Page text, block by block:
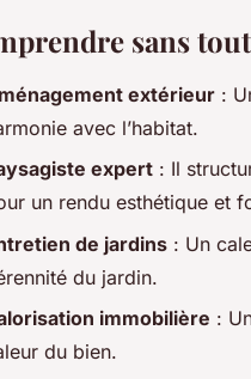
sans
extérieur :
avec l’habitat.
expert : Il
un rendu esthétique et
de jardins : Un
du jardin.
immobilière :
du bien.